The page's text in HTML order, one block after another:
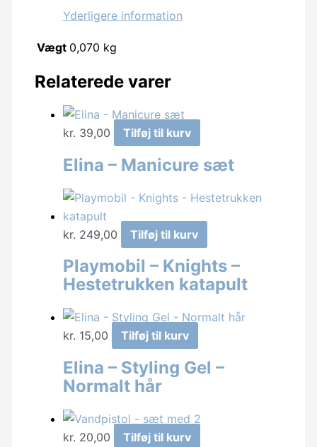
Yderligere information
Vægt 0,070 kg
Relaterede varer
kr. 39,00 Tilføj til kurv
Elina – Manicure sæt
kr. 249,00 Tilføj til kurv
Playmobil – Knights –
Hestetrukken katapult
kr. 15,00 Tilføj til kurv
Elina – Styling Gel –
Normalt hår
kr. 20,00 Tilføj til kurv